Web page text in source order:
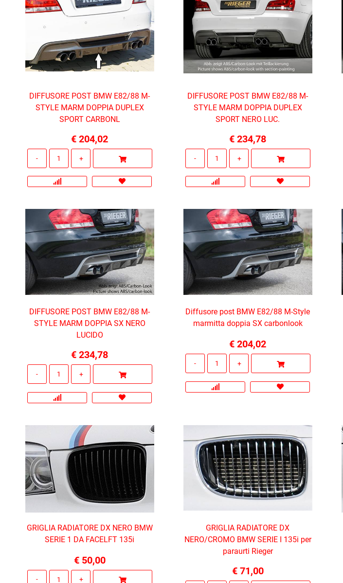
DIFFUSORE POST BMW E82/88 M-
STYLE MARM DOPPIA DUPLEX
SPORT CARBONL
€ 204,02
DIFFUSORE POST BMW E82/88 M-
STYLE MARM DOPPIA DUPLEX
SPORT NERO LUC.
€ 234,78
DIFFUSORE POST BMW E82/88 M-
STYLE MARM DOPPIA SX NERO
LUCIDO
€ 234,78
Diffusore post BMW E82/88 M-Style
marmitta doppia SX carbonlook
€ 204,02
GRIGLIA RADIATORE DX NERO BMW
SERIE 1 DA FACELFT 135i
€ 50,00
GRIGLIA RADIATORE DX
NERO/CROMO BMW SERIE I 135i per
paraurti Rieger
€ 71,00